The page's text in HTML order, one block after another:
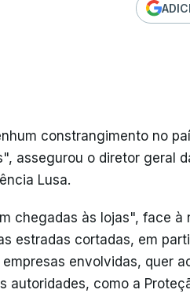
constrangimento no
assegurou o diretor geral
Lusa.
chegadas às lojas", face à
estradas cortadas, em
envolvidas, quer
autoridades, como a